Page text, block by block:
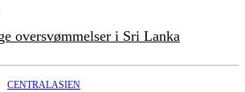
oversvømmelser i Sri Lanka
CENTRALASIEN